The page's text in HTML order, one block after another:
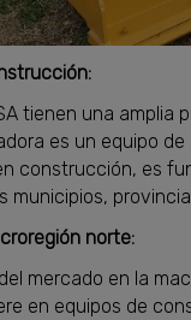
tienen una amplia
es un equipo
construcción, es
norte:
mercado en la
en equipos de